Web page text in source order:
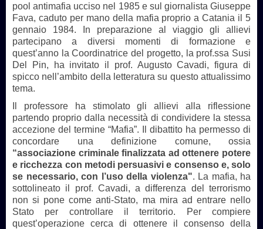
pool antimafia ucciso nel 1985 e sul giornalista Giuseppe
Fava, caduto per mano della mafia proprio a Catania il 5
gennaio 1984. In preparazione al viaggio gli allievi
partecipano a diversi momenti di formazione e
quest’anno la Coordinatrice del progetto, la prof.ssa Susi
Del Pin, ha invitato il prof. Augusto Cavadi, figura di
spicco nell’ambito della letteratura su questo attualissimo
tema.
Il professore ha stimolato gli allievi alla riflessione
partendo proprio dalla necessità di condividere la stessa
accezione del termine “Mafia”. Il dibattito ha permesso di
concordare una definizione comune, ossia
“associazione criminale finalizzata ad ottenere potere
e ricchezza con metodi persuasivi e consenso e, solo
se necessario, con l’uso della violenza". La mafia, ha
sottolineato il prof. Cavadi, a differenza del terrorismo
non si pone come anti-Stato, ma mira ad entrare nello
Stato per controllare il territorio. Per compiere
quest’operazione cerca di ottenere il consenso della